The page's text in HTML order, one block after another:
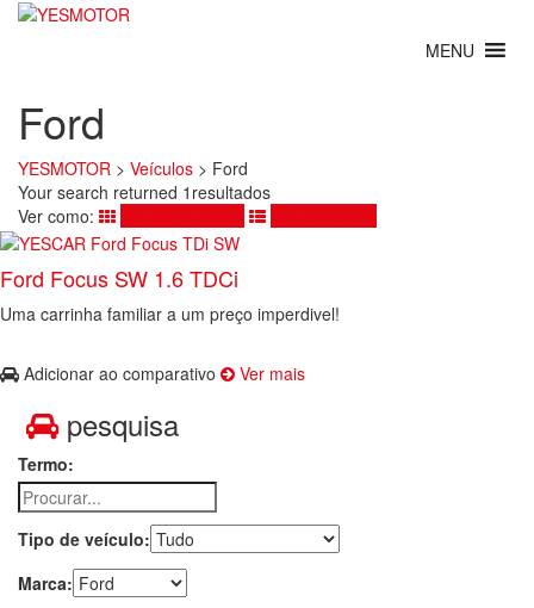
Ford
YESMOTOR > Veículos > Ford
Your search returned 1resultados
Ver como:
Ford Focus SW 1.6 TDCi
Uma carrinha familiar a um preço imperdivel!
Adicionar ao comparativo Ver mais
pesquisa
Termo:
Tipo de veículo:
Marca: